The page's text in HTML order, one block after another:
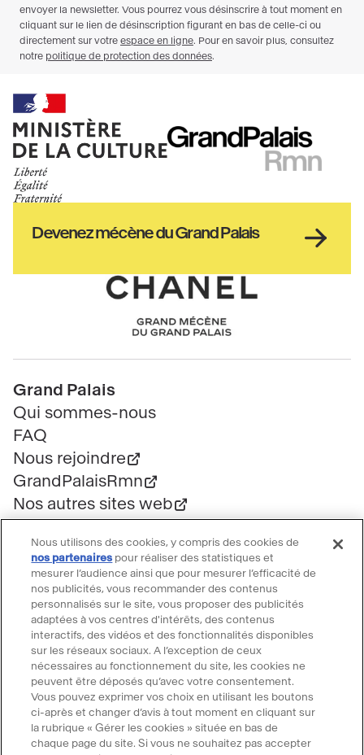
Ministère
de
la
Haut
de
Devenez mécène du Grand Palais
Chanel
Pied
de
page
Grand Palais
Qui sommes-nous
FAQ
Nous rejoindre
GrandPalaisRmn
Nos autres sites web
Mécénat
Presse
Marchés publics
Location d'espaces
Billetterie
Billetterie groupe
Service client
FAQ Billetterie
CGV
Nous utilisons des cookies, y compris des cookies de
nos partenaires pour réaliser des statistiques et
mesurer l’audience ainsi que pour mesurer l’efficacité de
nos publicités, vous recommander des contenus
personnalisés sur le site, vous proposer des publicités
adaptées à vos centres d'intérêts, des contenus
interactifs, des vidéos et des fonctionnalités disponibles
sur les réseaux sociaux. A l’exception de ceux
nécessaires au fonctionnement du site, les cookies ne
peuvent être déposés qu’avec votre consentement.
Vous pouvez exprimer vos choix en utilisant les boutons
ci-après et changer d’avis à tout moment en cliquant sur
la rubrique « Gérer les cookies » située en bas de
chaque page du site. Si vous ne souhaitez pas accepter